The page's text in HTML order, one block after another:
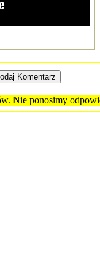
Nie ponosimy